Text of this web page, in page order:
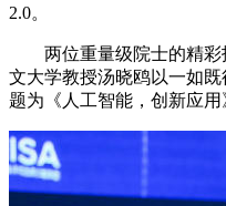
2.0。
两位重量级院士的精彩
文大学教授汤晓鸥以一如
题为《人工智能，创新应用